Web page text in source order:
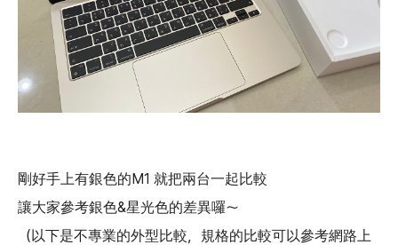
剛好手上有銀色的M1 就把兩台一起比較
讓大家參考銀色&星光色的差異囉～
（以下是不專業的外型比較，規格的比較可以參考網路上